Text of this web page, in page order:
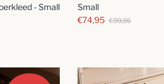
Small
€74,95 €99,95
- Small